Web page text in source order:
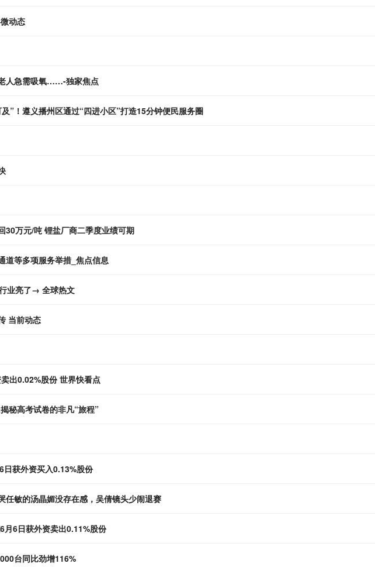
动态
人急需吸氧……-独家焦点
”！遵义播州区通过“四进小区”打造15分钟便民服务圈
30万元/吨 锂盐厂商二季度业绩可期
道等多项服务举措_焦点信息
业亮了→ 全球热文
当前动态
出0.02%股份 世界快看点
秘高考试卷的非凡“旅程”
获外资买入0.13%股份
任敏的汤晶媚没存在感，吴倩镜头少闹退赛
月6日获外资卖出0.11%股份
台同比劲增116%